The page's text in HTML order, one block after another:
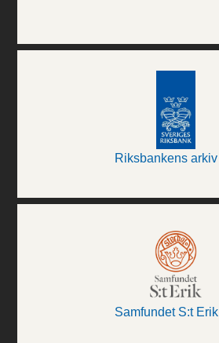
Riksbankens arkiv
Samfundet S:t Erik